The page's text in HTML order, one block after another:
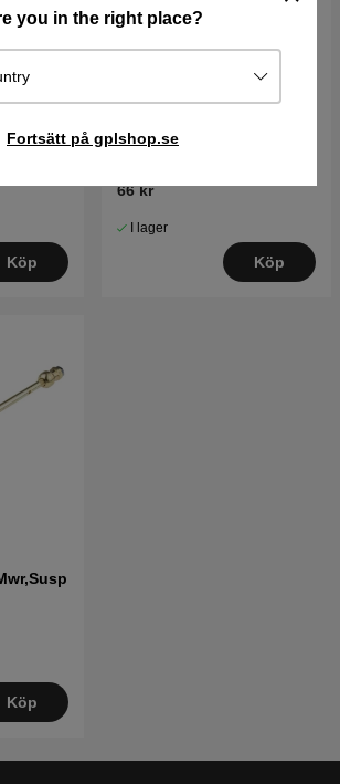
you in the right place?
Fortsätt på gplshop.se
Köp
Bussning
66 kr
I lager
Köp
Köp